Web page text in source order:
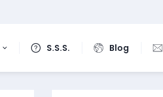
S.S.S. Blog